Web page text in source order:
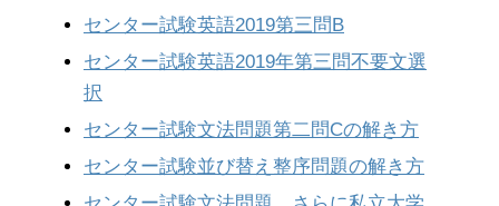
センター試験英語2019第三問B
センター試験英語2019年第三問不要文選
択
センター試験文法問題第二問Cの解き方
センター試験並び替え整序問題の解き方